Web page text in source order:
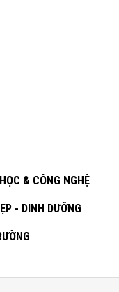
& CÔNG NGHỆ
- DINH DƯỠNG